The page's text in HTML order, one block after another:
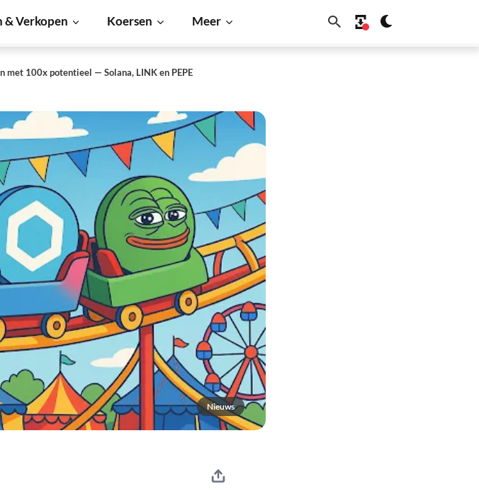
& Verkopen Koersen Meer
met 100x potentieel — Solana, LINK en PEPE
Nieuws